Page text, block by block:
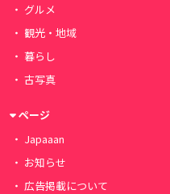
グルメ
観光・地域
暮らし
古写真
ページ
Japaaan
お知らせ
広告掲載について